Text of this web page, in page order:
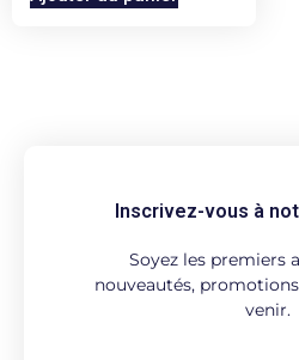
Inscrivez-vous à
Soyez les premiers
nouveautés,
venir.